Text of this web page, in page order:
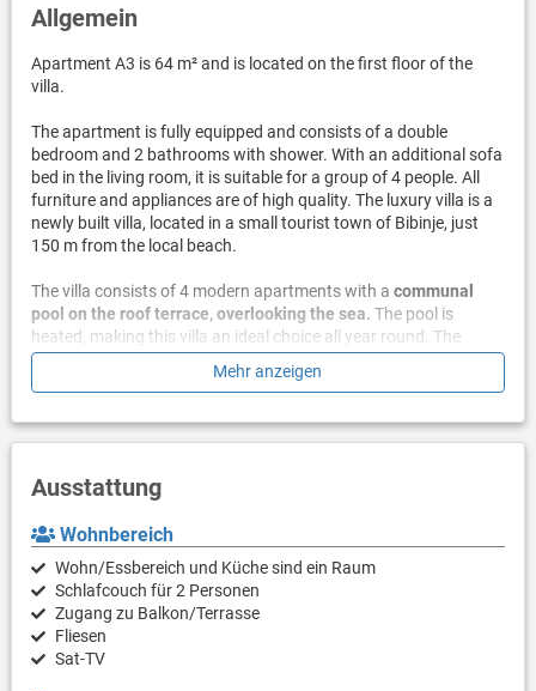
Allgemein
Apartment A3 is 64 m² and is located on the first floor of the
villa.
The apartment is fully equipped and consists of a double
bedroom and 2 bathrooms with shower. With an additional sofa
bed in the living room, it is suitable for a group of 4 people. All
furniture and appliances are of high quality. The luxury villa is a
newly built villa, located in a small tourist town of Bibinje, just
150 m from the local beach.
The villa consists of 4 modern apartments with a communal
pool on the roof terrace, overlooking the sea. The pool is
heated, making this villa an ideal choice all year round. The
special feature is certainly the roof terrace with 32 m² heated
pool and beautiful sea views. Free WIFI, barbecue and parking
Mehr anzeigen
Ausstattung
Wohnbereich
Wohn/Essbereich und Küche sind ein Raum
Schlafcouch für 2 Personen
Zugang zu Balkon/Terrasse
Fliesen
Sat-TV